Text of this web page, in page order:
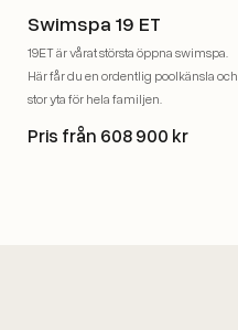
Swimspa 19 ET
19ET är vårat största öppna swimspa.
Här får du en ordentlig poolkänsla och
stor yta för hela familjen.
Pris från 608 900 kr